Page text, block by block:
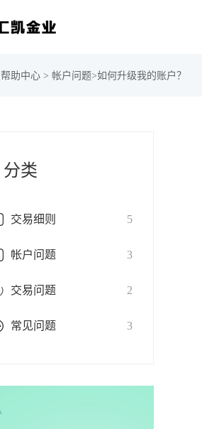
帮助中心 > 帐户问题>如何升级我的账户？
分类
交易细则 5
帐户问题 3
交易问题 2
常见问题 3